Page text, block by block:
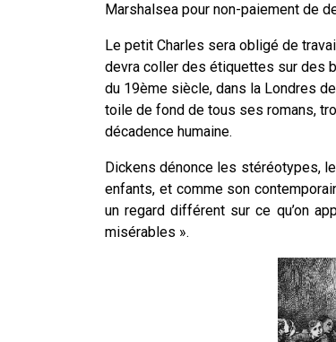
Marshalsea pour non-paiement de
Le petit Charles sera obligé de
devra coller des étiquettes sur des
du 19ème siècle, dans la Londres
toile de fond de tous ses romans,
décadence humaine.
Dickens dénonce les stéréotypes,
enfants, et comme son
un regard différent sur ce qu’on
misérables ».